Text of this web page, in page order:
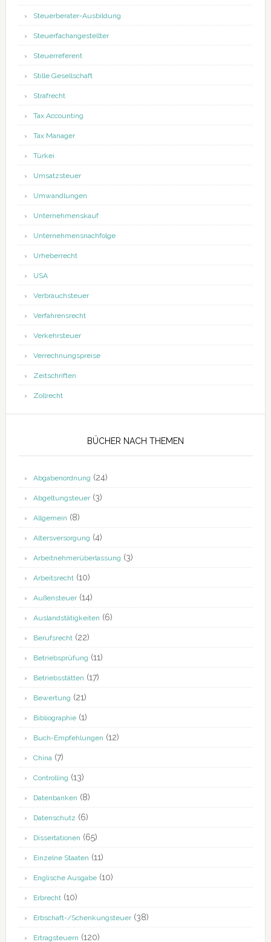
Steuerberater-Ausbildung
Steuerfachangestellter
Steuerreferent
Stille Gesellschaft
Strafrecht
Tax Accounting
Tax Manager
Türkei
Umsatzsteuer
Umwandlungen
Unternehmenskauf
Unternehmensnachfolge
Urheberrecht
USA
Verbrauchsteuer
Verfahrensrecht
Verkehrsteuer
Verrechnungspreise
Zeitschriften
Zollrecht
BÜCHER NACH THEMEN
Abgabenordnung (24)
Abgeltungsteuer(3)
Allgemein (8)
Altersversorgung (4)
Arbeitnehmerüberlassung (3)
Arbeitsrecht(10)
Außensteuer(14)
Auslandstätigkeiten (6)
Berufsrecht(22)
Betriebsprüfung (11)
Betriebsstätten (17)
Bewertung (21)
Bibliographie(1)
Buch-Empfehlungen (12)
China(7)
Controlling (13)
Datenbanken (8)
Datenschutz (6)
Dissertationen (65)
Einzelne Staaten (11)
Englische Ausgabe(10)
Erbrecht(10)
Erbschaft-/Schenkungsteuer(38)
Ertragsteuern (120)